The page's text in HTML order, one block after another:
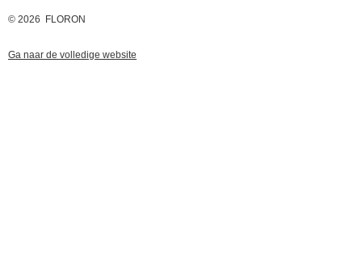
© 2026 FLORON
Ga naar de volledige website